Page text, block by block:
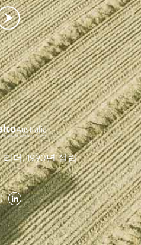
더. 1990년 설립